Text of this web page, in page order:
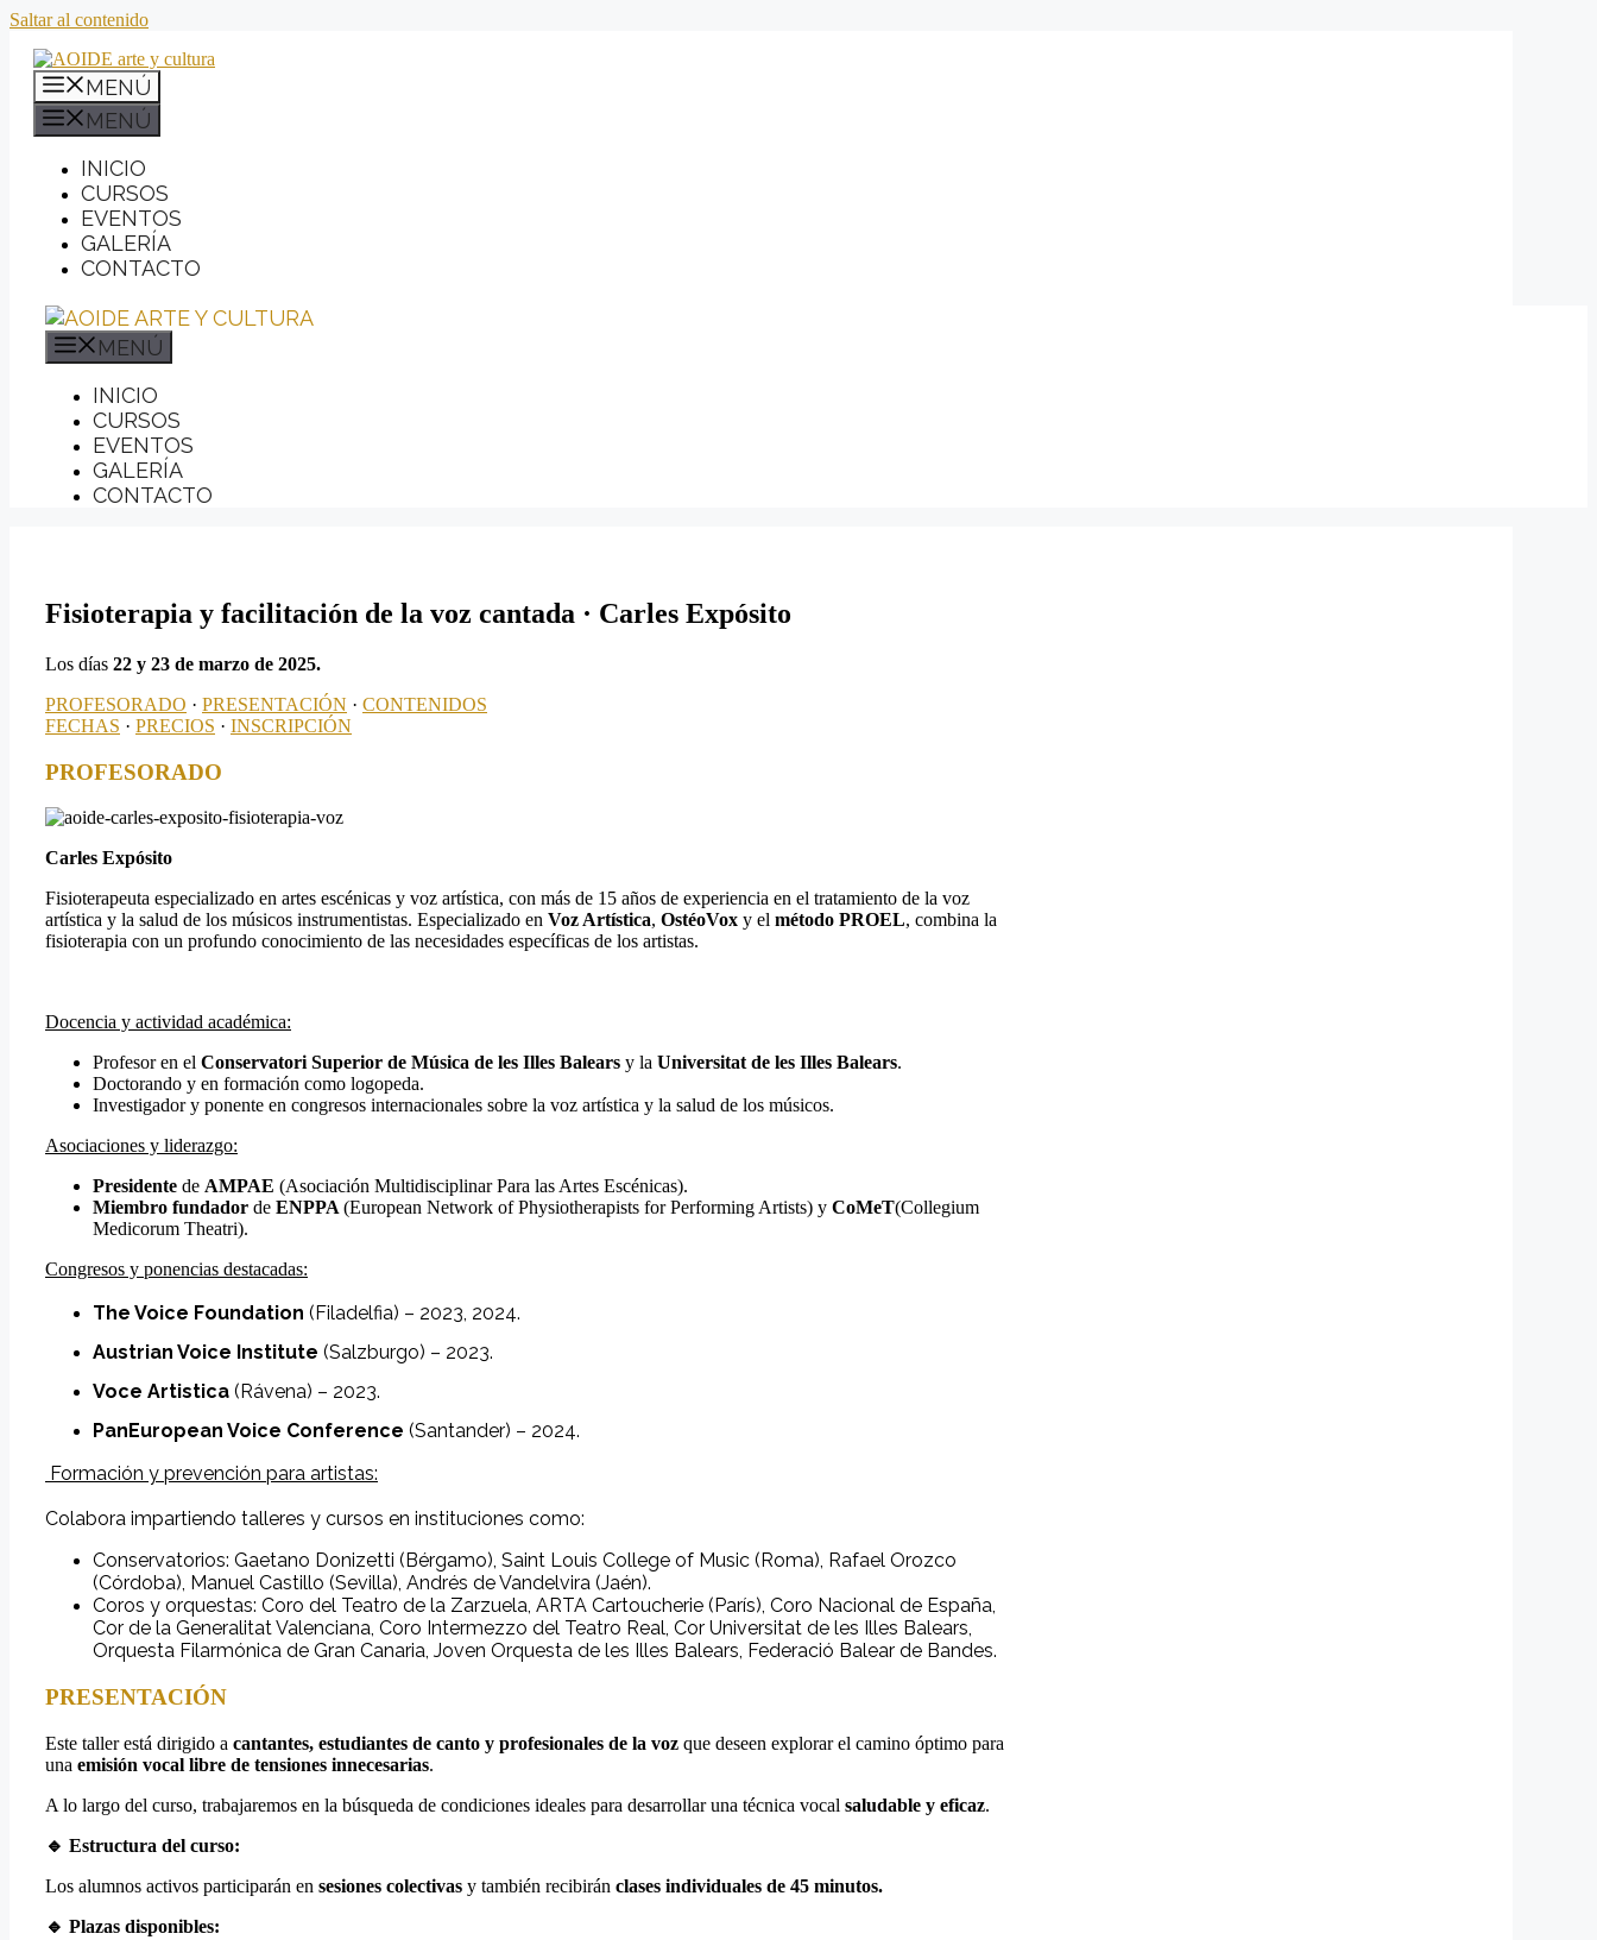
Saltar al contenido
MENÚ
MENÚ
INICIO
CURSOS
EVENTOS
GALERÍA
CONTACTO
MENÚ
INICIO
CURSOS
EVENTOS
GALERÍA
CONTACTO
Fisioterapia y facilitación de la voz cantada · Carles Expósito
Los días 22 y 23 de marzo de 2025.
PROFESORADO · PRESENTACIÓN · CONTENIDOS
FECHAS · PRECIOS · INSCRIPCIÓN
PROFESORADO
Carles Expósito
Fisioterapeuta especializado en artes escénicas y voz artística, con más de 15 años de experiencia en el tratamiento de la voz
artística y la salud de los músicos instrumentistas. Especializado en Voz Artística, OstéoVox y el método PROEL, combina la
fisioterapia con un profundo conocimiento de las necesidades específicas de los artistas.
Docencia y actividad académica:
Profesor en el Conservatori Superior de Música de les Illes Balears y la Universitat de les Illes Balears.
Doctorando y en formación como logopeda.
Investigador y ponente en congresos internacionales sobre la voz artística y la salud de los músicos.
Asociaciones y liderazgo:
Presidente de AMPAE (Asociación Multidisciplinar Para las Artes Escénicas).
Miembro fundador de ENPPA (European Network of Physiotherapists for Performing Artists) y CoMeT(Collegium
Medicorum Theatri).
Congresos y ponencias destacadas:
The Voice Foundation (Filadelfia) – 2023, 2024.
Austrian Voice Institute (Salzburgo) – 2023.
Voce Artistica (Rávena) – 2023.
PanEuropean Voice Conference (Santander) – 2024.
Formación y prevención para artistas:
Colabora impartiendo talleres y cursos en instituciones como:
Conservatorios: Gaetano Donizetti (Bérgamo), Saint Louis College of Music (Roma), Rafael Orozco
(Córdoba), Manuel Castillo (Sevilla), Andrés de Vandelvira (Jaén).
Coros y orquestas: Coro del Teatro de la Zarzuela, ARTA Cartoucherie (París), Coro Nacional de España,
Cor de la Generalitat Valenciana, Coro Intermezzo del Teatro Real, Cor Universitat de les Illes Balears,
Orquesta Filarmónica de Gran Canaria, Joven Orquesta de les Illes Balears, Federació Balear de Bandes.
PRESENTACIÓN
Este taller está dirigido a cantantes, estudiantes de canto y profesionales de la voz que deseen explorar el camino óptimo para
una emisión vocal libre de tensiones innecesarias.
A lo largo del curso, trabajaremos en la búsqueda de condiciones ideales para desarrollar una técnica vocal saludable y eficaz.
🔹 Estructura del curso:
Los alumnos activos participarán en sesiones colectivas y también recibirán clases individuales de 45 minutos.
🔹 Plazas disponibles: